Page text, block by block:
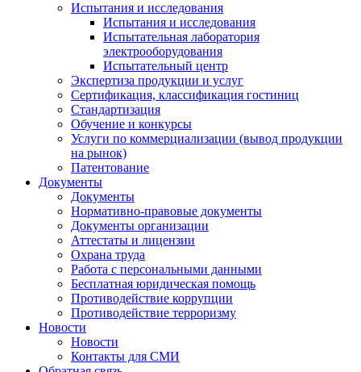
Испытания и исследования
Испытания и исследования
Испытательная лаборатория
электрооборудования
Испытательный центр
Экспертиза продукции и услуг
Сертификация, классификация гостиниц
Стандартизация
Обучение и конкурсы
Услуги по коммерциализации (вывод продукции
на рынок)
Патентование
Документы
Документы
Нормативно-правовые документы
Документы организации
Аттестаты и лицензии
Охрана труда
Работа с персональными данными
Бесплатная юридическая помощь
Противодействие коррупции
Противодействие терроризму
Новости
Новости
Контакты для СМИ